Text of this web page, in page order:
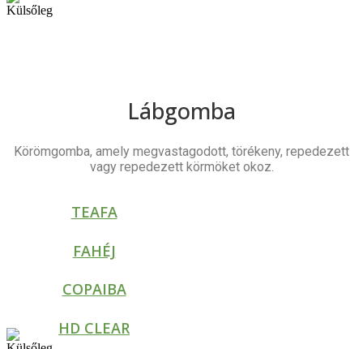
Lábgomba
Körömgomba, amely megvastagodott, törékeny, repedezett
vagy repedezett körmöket okoz.
TEAFA
FAHÉJ
COPAIBA
HD CLEAR